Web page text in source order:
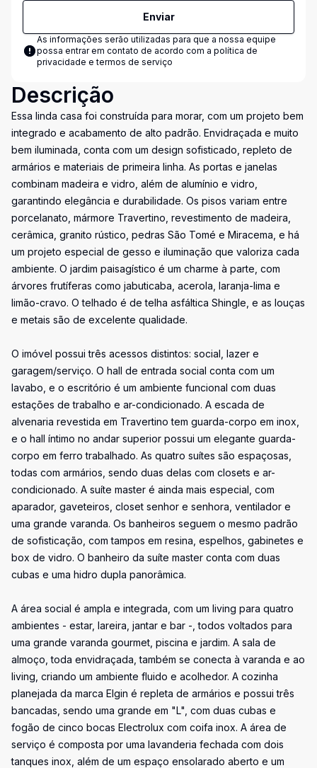
Enviar
As informações serão utilizadas para que a nossa equipe
possa entrar em contato de acordo com a política de
privacidade e termos de serviço
Descrição
Essa linda casa foi construída para morar, com um projeto bem
integrado e acabamento de alto padrão. Envidraçada e muito
bem iluminada, conta com um design sofisticado, repleto de
armários e materiais de primeira linha. As portas e janelas
combinam madeira e vidro, além de alumínio e vidro,
garantindo elegância e durabilidade. Os pisos variam entre
porcelanato, mármore Travertino, revestimento de madeira,
cerâmica, granito rústico, pedras São Tomé e Miracema, e há
um projeto especial de gesso e iluminação que valoriza cada
ambiente. O jardim paisagístico é um charme à parte, com
árvores frutíferas como jabuticaba, acerola, laranja-lima e
limão-cravo. O telhado é de telha asfáltica Shingle, e as louças
e metais são de excelente qualidade.
O imóvel possui três acessos distintos: social, lazer e
garagem/serviço. O hall de entrada social conta com um
lavabo, e o escritório é um ambiente funcional com duas
estações de trabalho e ar-condicionado. A escada de
alvenaria revestida em Travertino tem guarda-corpo em inox,
e o hall íntimo no andar superior possui um elegante guarda-
corpo em ferro trabalhado. As quatro suítes são espaçosas,
todas com armários, sendo duas delas com closets e ar-
condicionado. A suíte master é ainda mais especial, com
aparador, gaveteiros, closet senhor e senhora, ventilador e
uma grande varanda. Os banheiros seguem o mesmo padrão
de sofisticação, com tampos em resina, espelhos, gabinetes e
box de vidro. O banheiro da suíte master conta com duas
cubas e uma hidro dupla panorâmica.
A área social é ampla e integrada, com um living para quatro
ambientes - estar, lareira, jantar e bar -, todos voltados para
uma grande varanda gourmet, piscina e jardim. A sala de
almoço, toda envidraçada, também se conecta à varanda e ao
living, criando um ambiente fluido e acolhedor. A cozinha
planejada da marca Elgin é repleta de armários e possui três
bancadas, sendo uma grande em "L", com duas cubas e
fogão de cinco bocas Electrolux com coifa inox. A área de
serviço é composta por uma lavanderia fechada com dois
tanques inox, além de um espaço ensolarado aberto e um